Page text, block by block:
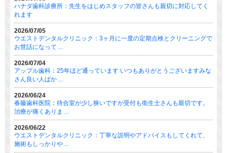
ハナダ歯科診療所：先生をはじめスタッフの皆さんも親切に対応してく
れます
2026/07/05
ウエストデンタルクリニック：3ヶ月に一度の定期点検とクリーニングで
お世話になって ...
2026/07/04
アップル歯科：25年ほど通っています いつもありがとうございますみな
さん良い人ばか ...
2026/06/24
春藤歯科医院：待合室が少し狭いですが受付も衛生士さんも親切です。
治療が痛くありま ...
2026/06/22
ウエストデンタルクリニック：丁寧な説明やアドバイスもしてくれて、
施術もしっかりや ...